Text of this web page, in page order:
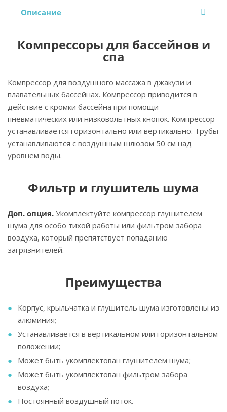
Описание
Компрессоры для бассейнов и
спа
Компрессор для воздушного массажа в джакузи и
плавательных бассейнах. Компрессор приводится в
действие с кромки бассейна при помощи
пневматических или низковольтных кнопок. Компрессор
устанавливается горизонтально или вертикально. Трубы
устанавливаются с воздушным шлюзом 50 см над
уровнем воды.
Фильтр и глушитель шума
Доп. опция. Укомплектуйте компрессор глушителем
шума для особо тихой работы или фильтром забора
воздуха, который препятствует попаданию
загрязнителей.
Преимущества
Корпус, крыльчатка и глушитель шума изготовлены из
алюминия;
Устанавливается в вертикальном или горизонтальном
положении;
Может быть укомплектован глушителем шума;
Может быть укомплектован фильтром забора
воздуха;
Постоянный воздушный поток.